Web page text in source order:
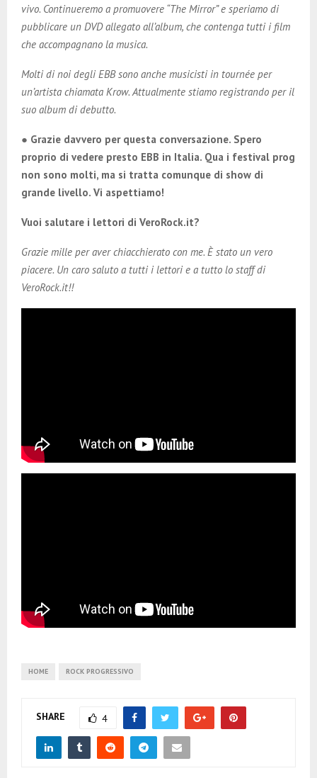
vivo. Continueremo a promuovere “The Mirror” e speriamo di
pubblicare un DVD allegato all’album, che contenga tutti i film
che accompagnano la musica.
Molti di noi degli EBB sono anche musicisti in tournée per
un’artista chiamata Krow. Attualmente stiamo registrando per il
suo album di debutto.
● Grazie davvero per questa conversazione. Spero
proprio di vedere presto EBB in Italia. Qua i festival prog
non sono molti, ma si tratta comunque di show di
grande livello. Vi aspettiamo!
Vuoi salutare i lettori di VeroRock.it?
Grazie mille per aver chiacchierato con me. È stato un vero
piacere. Un caro saluto a tutti i lettori e a tutto lo staff di
VeroRock.it!!
HOME ROCK PROGRESSIVO
SHARE 4